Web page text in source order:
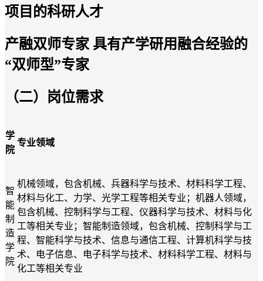
项目的科研人才
产融双师专家 具有产学研用融合经验的
“双师型”专家
（二） 岗位需求
学
院
专业领域
智
能
制
造
学
院
机械领域，包含机械、兵器科学与技术、材料科学工程、
材料与化工、力学、光学工程等相关专业；机器人领域，
包含机械、控制科学与工程、仪器科学与技术、材料与化
工等相关专业；智能制造领域，包含机械、控制科学与工
程、智能科学与技术、信息与通信工程、计算机科学与技
术、电子信息、电子科学与技术、材料科学工程、材料与
化工等相关专业